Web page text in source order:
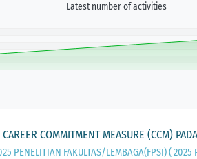
Latest number of activities
COMMITMENT MEASURE (CCM)
PENELITIAN FAKULTAS/LEMBAGA(FPSI) ( 2025